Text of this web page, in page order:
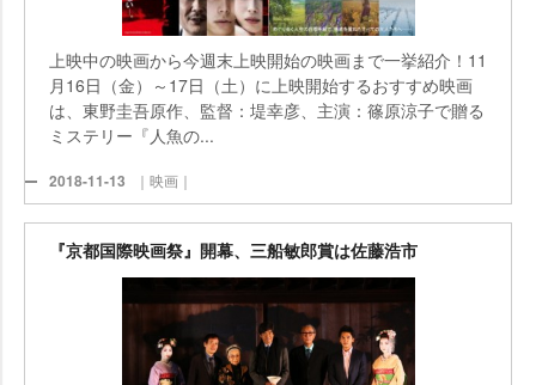
上映中の映画から今週末上映開始の映画まで一挙紹介！11
月16日（金）～17日（土）に上映開始するおすすめ映画
は、東野圭吾原作、監督：堤幸彦、主演：篠原涼子で贈る
ミステリー『人魚の...
2018-11-13 ｜映画｜
『京都国際映画祭』開幕、三船敏郎賞は佐藤浩市